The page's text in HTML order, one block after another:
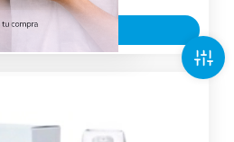
AL CARRITO